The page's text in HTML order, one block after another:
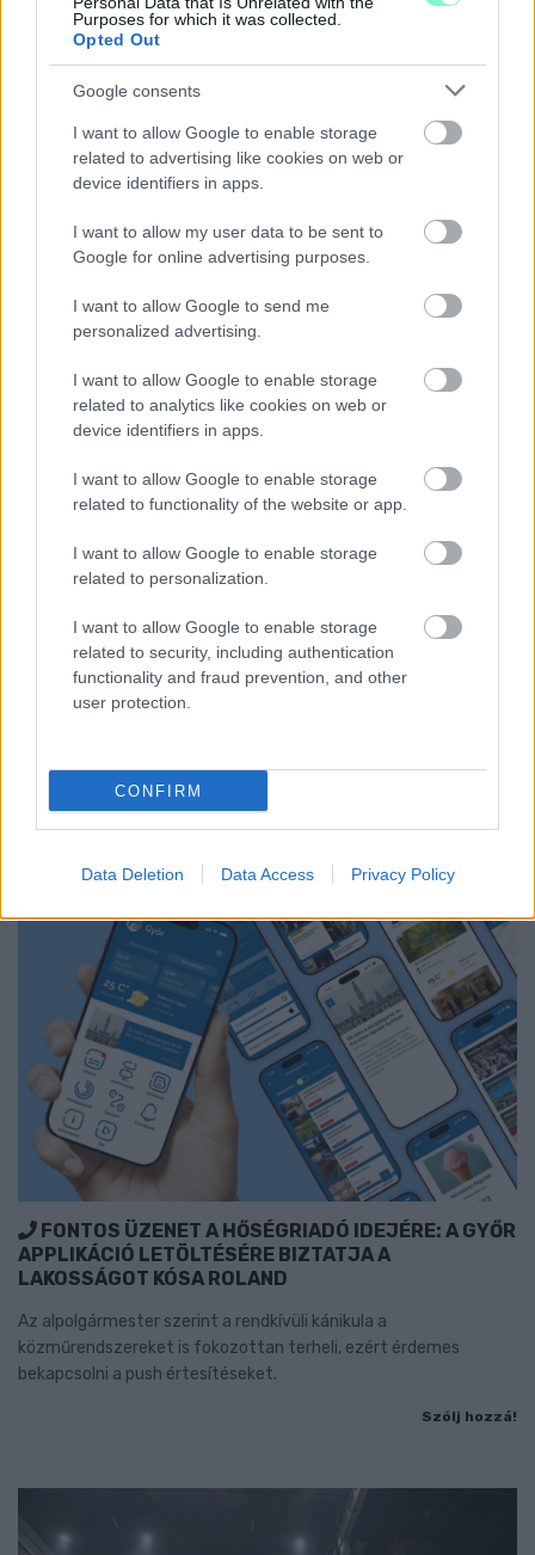
Purposes for which it was collected.
Opted Out
Google consents
I want to allow Google to enable storage
related to advertising like cookies on web or
device identifiers in apps.
I want to allow my user data to be sent to
Google for online advertising purposes.
I want to allow Google to send me
personalized advertising.
I want to allow Google to enable storage
related to analytics like cookies on web or
device identifiers in apps.
I want to allow Google to enable storage
related to functionality of the website or app.
I want to allow Google to enable storage
related to personalization.
I want to allow Google to enable storage
related to security, including authentication
functionality and fraud prevention, and other
user protection.
CONFIRM
Data Deletion Data Access Privacy Policy
DÍSZKIVILÁGÍTÁS LEKAPCSOLÁSA
A város 77 helyszínén zajlik a munkavégzés, a Győr Projekt
kezelésében lévő épületek egy részét is érinti az intézkedés.
Szólj hozzá!
KÁNIKULA-AKTUÁL: MEGHOSSZABBÍTOTTÁK A
HŐSÉGRIASZTÁST, A KÖVETKEZŐ 48 ÓRA LEHET A
SZEMPONTJÁBÓL, DE AZ UTOLSÓ PAKSI TURBINA
EGYELŐRE KITART
A Védelmi Munkacsoport szerint egyelőre stabil az ország
FONTOS ÜZENET A HŐSÉGRIADÓ IDEJÉRE: A GYŐR
APPLIKÁCIÓ LETÖLTÉSÉRE BIZTATJA A
LAKOSSÁGOT KÓSA ROLAND
Az alpolgármester szerint a rendkívüli kánikula a
közműrendszereket is fokozottan terheli, ezért érdemes
bekapcsolni a push értesítéseket.
Szólj hozzá!